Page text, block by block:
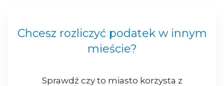
Chcesz rozliczyć podatek w innym
mieście?
Sprawdź czy to miasto korzysta z